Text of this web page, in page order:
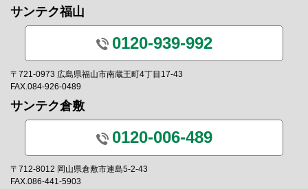
サンテク福山
0120-939-992
〒721-0973 広島県福山市南蔵王町4丁目17-43
FAX.084-926-0489
サンテク倉敷
0120-006-489
〒712-8012 岡山県倉敷市連島5-2-43
FAX.086-441-5903